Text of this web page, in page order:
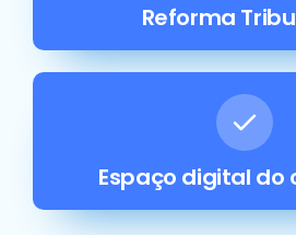
Reforma
Espaço digital do